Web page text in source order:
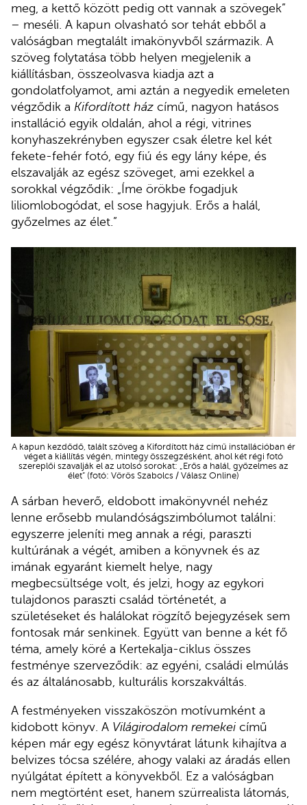
meg, a kettő között pedig ott vannak a szövegek”
– meséli. A kapun olvasható sor tehát ebből a
valóságban megtalált imakönyvből származik. A
szöveg folytatása több helyen megjelenik a
kiállításban, összeolvasva kiadja azt a
gondolatfolyamot, ami aztán a negyedik emeleten
végződik a Kifordított ház című, nagyon hatásos
installáció egyik oldalán, ahol a régi, vitrines
konyhaszekrényben egyszer csak életre kel két
fekete-fehér fotó, egy fiú és egy lány képe, és
elszavalják az egész szöveget, ami ezekkel a
sorokkal végződik: „Íme örökbe fogadjuk
liliomlobogódat, el sose hagyjuk. Erős a halál,
győzelmes az élet.”
A kapun kezdődő, talált szöveg a Kifordított ház című installációban ér
véget a kiállítás végén, mintegy összegzésként, ahol két régi fotó
szereplői szavalják el az utolsó sorokat: „Erős a halál, győzelmes az
élet” (fotó: Vörös Szabolcs / Válasz Online)
A sárban heverő, eldobott imakönyvnél nehéz
lenne erősebb mulandóságszimbólumot találni:
egyszerre jeleníti meg annak a régi, paraszti
kultúrának a végét, amiben a könyvnek és az
imának egyaránt kiemelt helye, nagy
megbecsültsége volt, és jelzi, hogy az egykori
tulajdonos paraszti család történetét, a
születéseket és halálokat rögzítő bejegyzések sem
fontosak már senkinek. Együtt van benne a két fő
téma, amely köré a Kertekalja-ciklus összes
festménye szerveződik: az egyéni, családi elmúlás
és az általánosabb, kulturális korszakváltás.
A festményeken visszaköszön motívumként a
kidobott könyv. A Világirodalom remekei című
képen már egy egész könyvtárat látunk kihajítva a
belvizes tócsa szélére, ahogy valaki az áradás ellen
nyúlgátat épített a könyvekből. Ez a valóságban
nem megtörtént eset, hanem szürrealista látomás,